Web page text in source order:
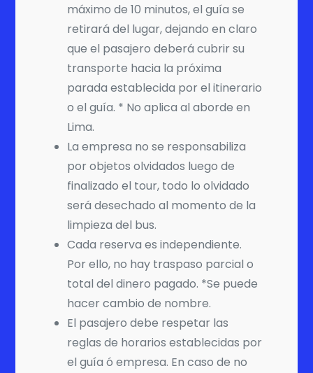
máximo de 10 minutos, el guía se
retirará del lugar, dejando en claro
que el pasajero deberá cubrir su
transporte hacia la próxima
parada establecida por el itinerario
o el guía. * No aplica al aborde en
Lima.
La empresa no se responsabiliza
por objetos olvidados luego de
finalizado el tour, todo lo olvidado
será desechado al momento de la
limpieza del bus.
Cada reserva es independiente.
Por ello, no hay traspaso parcial o
total del dinero pagado. *Se puede
hacer cambio de nombre.
El pasajero debe respetar las
reglas de horarios establecidas por
el guía ó empresa. En caso de no